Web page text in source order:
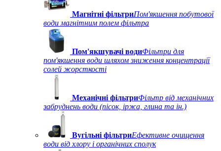
Магнітні фільтриПом'якшення побутової
води магнітним полем фільтра
Пом'якшувачі водиФільтри для
пом'якшення води шляхом зниження концентрації
солей жорсткості
Механічні фільтриФільтр від механічних
забруднень води (пісок, іржа, глина та ін.)
Вугільні фільтриЕфективне очищення
води від хлору і органічних сполук